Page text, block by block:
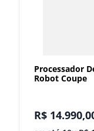
Processador
Robot Coupe
R$ 14.990,